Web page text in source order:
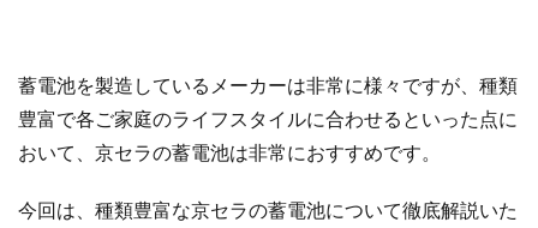
蓄電池を製造しているメーカーは非常に様々ですが、種類
豊富で各ご家庭のライフスタイルに合わせるといった点に
おいて、京セラの蓄電池は非常におすすめです。
今回は、種類豊富な京セラの蓄電池について徹底解説いた